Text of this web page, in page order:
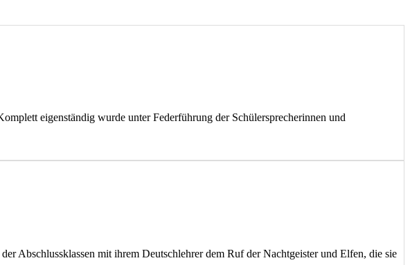
eigenständig wurde unter Federführung der Schülersprecherinnen und
Abschlussklassen mit ihrem Deutschlehrer dem Ruf der Nachtgeister und Elfen, die sie